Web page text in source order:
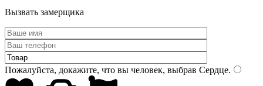
Вызвать замерщика
Пожалуйста, докажите, что вы человек, выбрав Сердце.